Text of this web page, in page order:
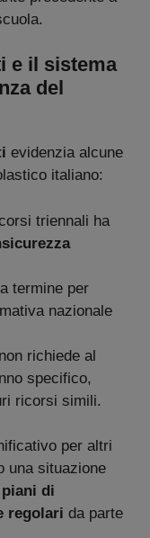
e il sistema
del
evidenzia alcune
italiano:
triennali ha
termine per
nazionale
richiede al
specifico,
ricorsi simili.
per altri
una situazione
piani di
regolari da parte